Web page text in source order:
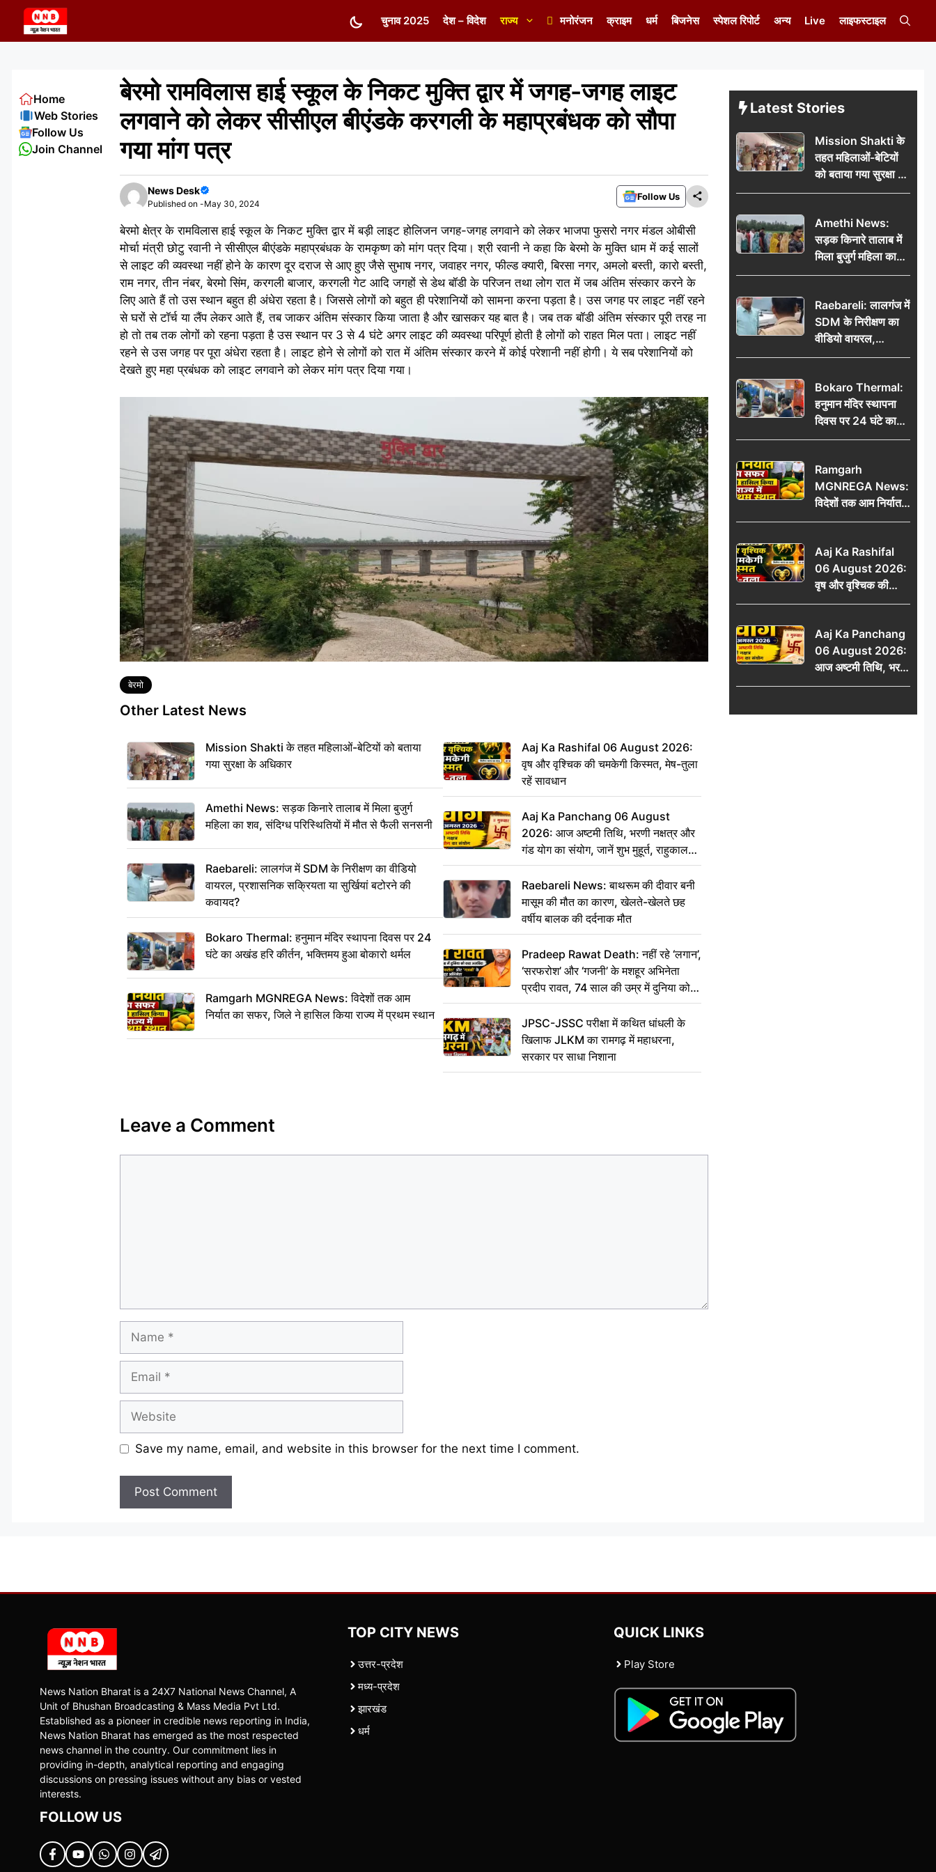
content
चुनाव 2025 देश – विदेश राज्य मनोरंजन क्राइम धर्म बिजनेस स्पेशल रिपोर्ट अन्य Live लाइफस्टाइल
बेरमो रामविलास हाई स्कूल के निकट मुक्ति द्वार में जगह-जगह लाइट
लगवाने को लेकर सीसीएल बीएंडके करगली के महाप्रबंधक को सौपा
गया मांग पत्र
News Desk
Published on -May 30, 2024
Follow Us
बेरमो क्षेत्र के रामविलास हाई स्कूल के निकट मुक्ति द्वार में बड़ी लाइट होलिजन जगह-जगह लगवाने को लेकर भाजपा फुसरो नगर मंडल ओबीसी
मोर्चा मंत्री छोटु रवानी ने सीसीएल बीएंडके महाप्रबंधक के रामकृष्ण को मांग पत्र दिया। श्री रवानी ने कहा कि बेरमो के मुक्ति धाम में कई सालों
से लाइट की व्यवस्था नहीं होने के कारण दूर दराज से आए हुए जैसे सुभाष नगर, जवाहर नगर, फील्ड क्यारी, बिरसा नगर, अमलो बस्ती, कारो बस्ती,
राम नगर, तीन नंबर, बेरमो सिंम, करगली बाजार, करगली गेट आदि जगहों से डेथ बॉडी के परिजन तथा लोग रात में जब अंतिम संस्कार करने के
लिए आते हैं तो उस स्थान बहुत ही अंधेरा रहता है। जिससे लोगों को बहुत ही परेशानियों को सामना करना पड़ता है। उस जगह पर लाइट नहीं रहने
से घरों से टॉर्च या लैंप लेकर आते हैं, तब जाकर अंतिम संस्कार किया जाता है और खासकर यह बात है। जब तक बॉडी अंतिम संस्कार पूरी तरह ना
हो तो तब तक लोगों को रहना पड़ता है उस स्थान पर 3 से 4 घंटे अगर लाइट की व्यवस्था परिपूर्ण होती है लोगों को राहत मिल पता। लाइट नहीं
रहने से उस जगह पर पूरा अंधेरा रहता है। लाइट होने से लोगों को रात में अंतिम संस्कार करने में कोई परेशानी नहीं होगी। ये सब परेशानियों को
देखते हुए महा प्रबंधक को लाइट लगवाने को लेकर मांग पत्र दिया गया।
Tags
बेरमो
Other Latest News
Mission Shakti के तहत महिलाओं-बेटियों को बताया
गया सुरक्षा के अधिकार
Amethi News: सड़क किनारे तालाब में मिला बुजुर्ग
महिला का शव, संदिग्ध परिस्थितियों में मौत से फैली सनसनी
Raebareli: लालगंज में SDM के निरीक्षण का वीडियो
वायरल, प्रशासनिक सक्रियता या सुर्खियां बटोरने की
कवायद?
Bokaro Thermal: हनुमान मंदिर स्थापना दिवस पर 24
घंटे का अखंड हरि कीर्तन, भक्तिमय हुआ बोकारो थर्मल
Ramgarh MGNREGA News: विदेशों तक आम
निर्यात का सफर, जिले ने हासिल किया राज्य में प्रथम स्थान
Aaj Ka Rashifal 06 August 2026:
वृष और वृश्चिक की चमकेगी किस्मत, मेष-तुला
रहें सावधान
Aaj Ka Panchang 06 August
2026: आज अष्टमी तिथि, भरणी नक्षत्र और
गंड योग का संयोग, जानें शुभ मुहूर्त, राहुकाल
और दिनभर का पंचांग
Raebareli News: बाथरूम की दीवार बनी
मासूम की मौत का कारण, खेलते-खेलते छह
वर्षीय बालक की दर्दनाक मौत
Pradeep Rawat Death: नहीं रहे ‘लगान’,
‘सरफरोश’ और ‘गजनी’ के मशहूर अभिनेता
प्रदीप रावत, 74 साल की उम्र में दुनिया को
कहा अलविदा
JPSC-JSSC परीक्षा में कथित धांधली के
खिलाफ JLKM का रामगढ़ में महाधरना,
सरकार पर साधा निशाना
Leave a Comment
Name
Email
Website
Save my name, email, and website in this browser for the next time I comment.
Home
Web Stories
Follow Us
Join Channel
Latest Stories
Mission Shakti के
तहत महिलाओं-बेटियों
को बताया गया सुरक्षा के
अधिकार
Amethi News:
सड़क किनारे तालाब में
मिला बुजुर्ग महिला का
शव, संदिग्ध परिस्थितियों
Raebareli: लालगंज में
SDM के निरीक्षण का
वीडियो वायरल,
प्रशासनिक सक्रियता
कवायद?
Bokaro Thermal:
हनुमान मंदिर स्थापना
दिवस पर 24 घंटे का
अखंड हरि कीर्तन,
थर्मल
Ramgarh
MGNREGA News:
विदेशों तक आम निर्यात
का सफर, जिले ने
प्रथम स्थान
Aaj Ka Rashifal
06 August 2026:
वृष और वृश्चिक की
चमकेगी किस्मत, मेष-
Aaj Ka Panchang
06 August 2026:
आज अष्टमी तिथि, भरणी
नक्षत्र और गंड योग का
राहुकाल और दिनभर का
News Nation Bharat is a 24X7 National News Channel, A
Unit of Bhushan Broadcasting & Mass Media Pvt Ltd.
Established as a pioneer in credible news reporting in India,
News Nation Bharat has emerged as the most respected
news channel in the country. Our commitment lies in
providing in-depth, analytical reporting and engaging
discussions on pressing issues without any bias or vested
interests.
FOLLOW US
TOP CITY NEWS
उत्तर-प्रदेश
मध्य-प्रदेश
झारखंड
धर्म
QUICK LINKS
Play Store